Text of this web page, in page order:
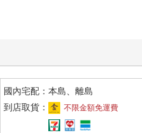
國內宅配：本島、離島
到店取貨：
不限金額免運費